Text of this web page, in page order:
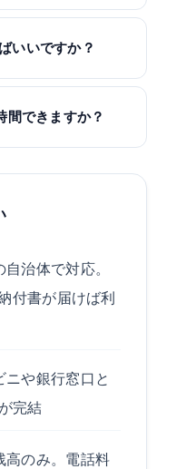
いいですか？
間できますか？
治体で対応。
付書が届けば利
ニや銀行窓口と
完結
高のみ。電話料